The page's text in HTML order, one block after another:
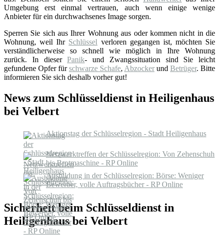
Umgebung erst einmal vertrauen, auch wenn einige wenige
Anbieter für ein durchwachsenes Image sorgen.
Sperren Sie sich aus Ihrer Wohnung aus oder kommen nicht in die
Wohnung, weil Ihr Schlüssel verloren gegangen ist, möchten Sie
verständlicherweise so schnell wie möglich in Ihre Wohnung
zurück. In dieserPanik- und Zwangssituation sind Sie leicht
gefundene Opfer fürschwarze Schafe, Abzocker und Betrüger. Bitte
informieren Sie sich deshalb vorher gut!
News zum Schlüsseldienst in Heiligenhaus
bei Velbert
Aktionstag der Schlüsselregion - Stadt Heiligenhaus
Netzwerktreffen der Schlüsselregion: Von Zehenschuh
bis Brotmaschine - RP Online
Ausbildung in der Schlüsselregion: Börse: Weniger
Bewerber, volle Auftragsbücher - RP Online
Sicherheit beim Schlüsseldienst in
Heiligenhaus bei Velbert